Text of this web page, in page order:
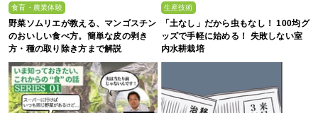
食育・農業体験
野菜ソムリエが教える、マンゴスチン
のおいしい食べ方。簡単な皮の剥き
方・種の取り除き方まで解説
生産技術
「土なし」だから虫もなし！ 100均グ
ッズで手軽に始める！ 失敗しない室
内水耕栽培